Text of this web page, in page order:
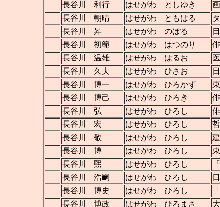
長谷川 利行
はせがわ としゆき
長谷川 朝晴
はせがわ ともはる
長谷川 昇
はせがわ のぼる
長谷川 初範
はせがわ はつのり
長谷川 温雄
はせがわ はるお
長谷川 久夫
はせがわ ひさお
長谷川 博一
はせがわ ひろかず
長谷川 博己
はせがわ ひろき
長谷川 弘
はせがわ ひろし
長谷川 宏
はせがわ ひろし
長谷川 敬
はせがわ ひろし
長谷川 博
はせがわ ひろし
長谷川 煕
はせがわ ひろし
長谷川 浩嗣
はせがわ ひろし
長谷川 博史
はせがわ ひろし
長谷川 博政
はせがわ ひろまさ